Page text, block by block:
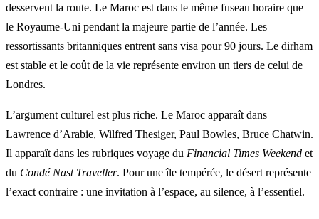
desservent la route. Le Maroc est dans le même fuseau horaire que
le Royaume-Uni pendant la majeure partie de l’année. Les
ressortissants britanniques entrent sans visa pour 90 jours. Le dirham
est stable et le coût de la vie représente environ un tiers de celui de
Londres.
L’argument culturel est plus riche. Le Maroc apparaît dans
Lawrence d’Arabie, Wilfred Thesiger, Paul Bowles, Bruce Chatwin.
Il apparaît dans les rubriques voyage du Financial Times Weekend et
du Condé Nast Traveller. Pour une île tempérée, le désert représente
l’exact contraire : une invitation à l’espace, au silence, à l’essentiel.